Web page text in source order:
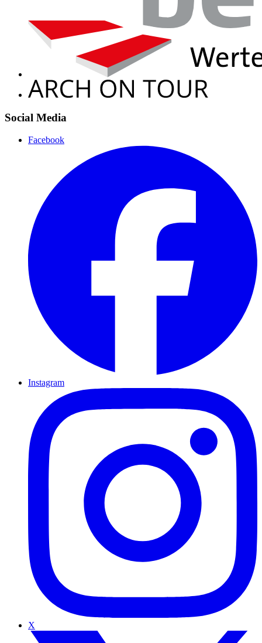
Social Media
Facebook
Instagram
X